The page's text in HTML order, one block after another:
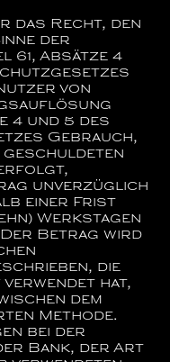
das Recht, den
der
61, Absätze 4
von
4 und 5 des
Gebrauch,
geschuldeten
erfolgt,
unverzüglich
einer Frist
Werkstagen
Der Betrag wird
die
hat,
dem
Methode.
bei der
Bank, der Art